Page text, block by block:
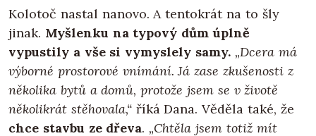
Kolotoč nastal nanovo. A tentokrát na to šly
jinak. Myšlenku na typový dům úplně
vypustily a vše si vymyslely samy. „Dcera má
výborné prostorové vnímání. Já zase zkušenosti z
několika bytů a domů, protože jsem se v životě
několikrát stěhovala,“říká Dana. Věděla také, že
chce stavbu ze dřeva. „Chtěla jsem totiž mít